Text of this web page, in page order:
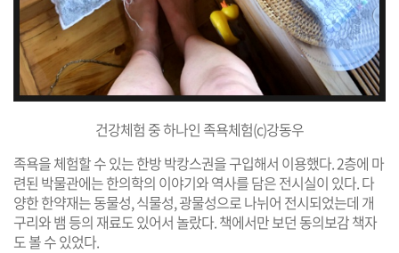
건강체험 중 하나인 족욕체험(c)강동우
족욕을 체험할 수 있는 한방 박캉스권을 구입해서 이용했다. 2층에 마
련된 박물관에는 한의학의 이야기와 역사를 담은 전시실이 있다. 다
양한 한약재는 동물성, 식물성, 광물성으로 나뉘어 전시되었는데 개
구리와 뱀 등의 재료도 있어서 놀랐다. 책에서만 보던 동의보감 책자
도 볼 수 있었다.